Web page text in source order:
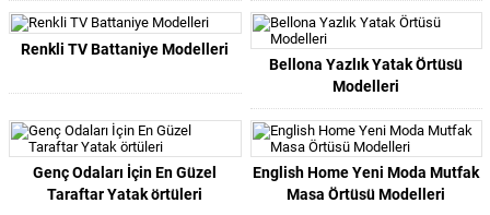
Renkli TV Battaniye Modelleri
Bellona Yazlık Yatak Örtüsü
Modelleri
Genç Odaları İçin En Güzel
Taraftar Yatak örtüleri
English Home Yeni Moda Mutfak
Masa Örtüsü Modelleri